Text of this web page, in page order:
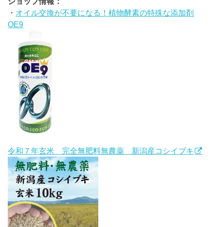
・ オイル交換が不要になる！植物酵素の特殊な添加剤
OE9
令和７年玄米 完全無肥料無農薬 新潟産コシイブキ